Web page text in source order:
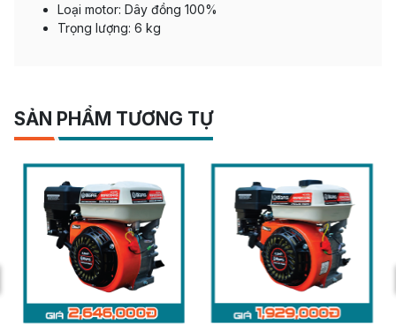
Loại motor: Dây đồng 100%
Trọng lượng: 6 kg
SẢN PHẨM TƯƠNG TỰ